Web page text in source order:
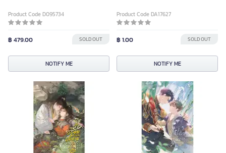
Product Code D095734
฿ 479.00 SOLD OUT
NOTIFY ME
Product Code DA17627
฿ 1.00 SOLD OUT
NOTIFY ME